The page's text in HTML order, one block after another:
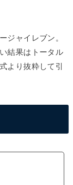
ジャイレブン。
結果はトータル
より抜粋して引